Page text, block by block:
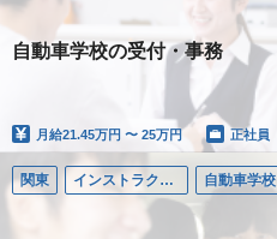
自動車学校の受付・事務
月給21.45万円 〜 25万円 正社員
関東 インストラクター／自動車学校 自動車学校